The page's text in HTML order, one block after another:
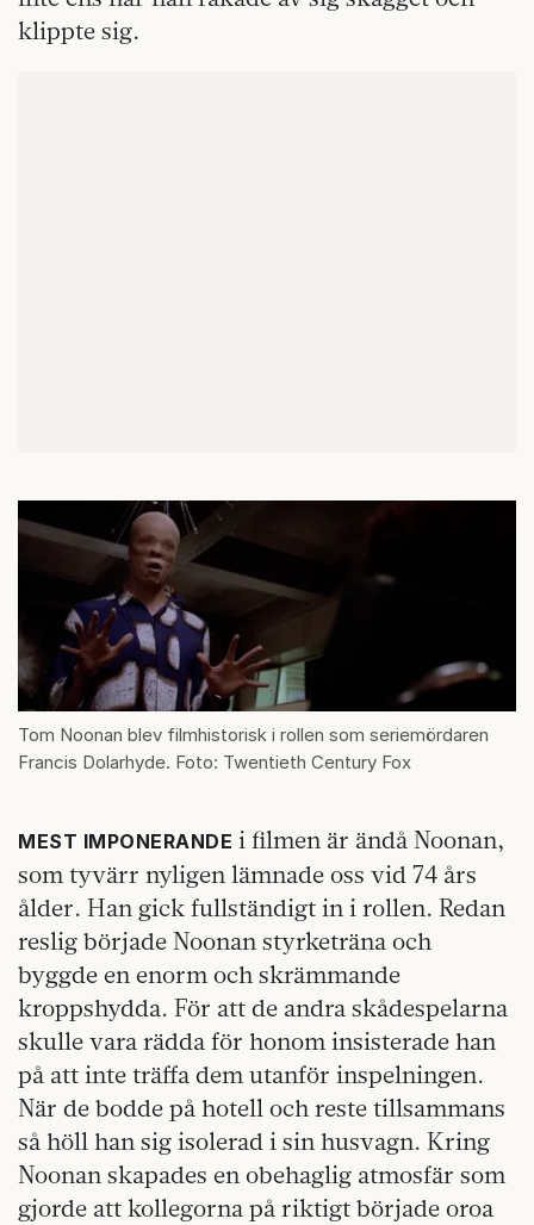
klippte sig.
Tom Noonan blev filmhistorisk i rollen som seriemördaren
Francis Dolarhyde. Foto: Twentieth Century Fox
MEST IMPONERANDE i filmen är ändå Noonan,
som tyvärr nyligen lämnade oss vid 74 års
ålder. Han gick fullständigt in i rollen. Redan
reslig började Noonan styrketräna och
byggde en enorm och skrämmande
kroppshydda. För att de andra skådespelarna
skulle vara rädda för honom insisterade han
på att inte träffa dem utanför inspelningen.
När de bodde på hotell och reste tillsammans
så höll han sig isolerad i sin husvagn. Kring
Noonan skapades en obehaglig atmosfär som
gjorde att kollegorna på riktigt började oroa